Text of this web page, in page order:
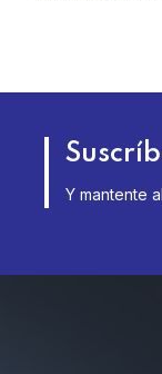
Y mantente